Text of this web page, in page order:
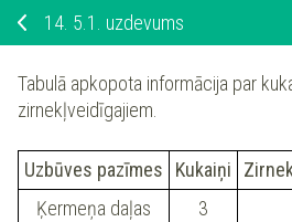
14. 5.1. uzdevums
Tabulā apkopota informācija par
zirnekļveidīgajiem.
Uzbūves pazīmes Kukaiņi
Ķermeņa daļas
3